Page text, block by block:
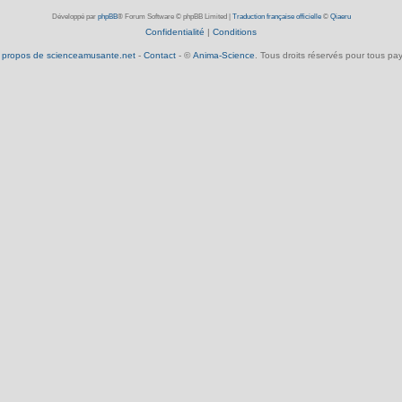
Développé par phpBB® Forum Software © phpBB Limited Traduction française officielle© Qiaeru
Confidentialité Conditions
de scienceamusante.net- Contact- © Anima-Science. Tous droits réservés pour tous